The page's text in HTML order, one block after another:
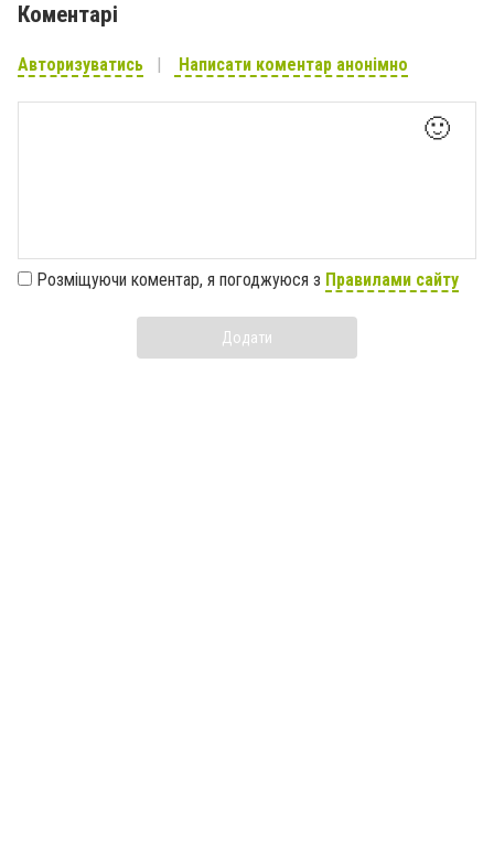
Коментарі
Авторизуватись Написати коментар анонімно
🙂
Розміщуючи коментар, я погоджуюся з Правилами сайту
Додати